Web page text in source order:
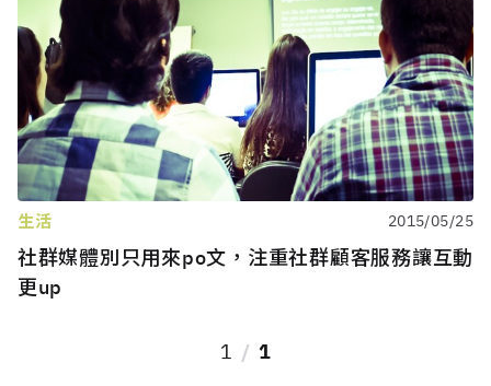
生活 2015/05/25
社群媒體別只用來po文，注重社群顧客服務讓互動
更up
1 1